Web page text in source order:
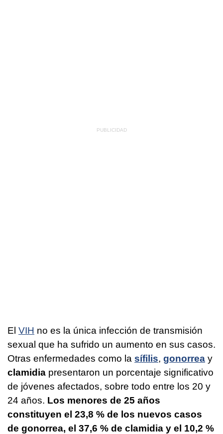
El VIH no es la única infección de transmisión
sexual que ha sufrido un aumento en sus casos.
Otras enfermedades como la sífilis, gonorrea y
clamidia presentaron un porcentaje significativo
de jóvenes afectados, sobre todo entre los 20 y
24 años. Los menores de 25 años
constituyen el 23,8 % de los nuevos casos
de gonorrea, el 37,6 % de clamidia y el 10,2 %